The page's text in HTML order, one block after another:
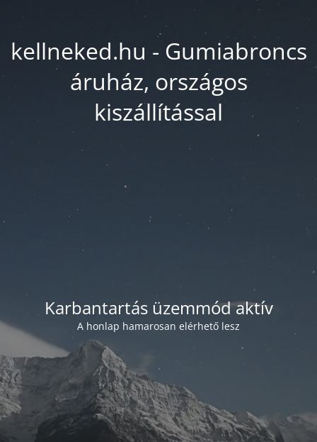
kellneked.hu - Gumiabroncs
áruház, országos
kiszállítással
Karbantartás üzemmód aktív
A honlap hamarosan elérhető lesz